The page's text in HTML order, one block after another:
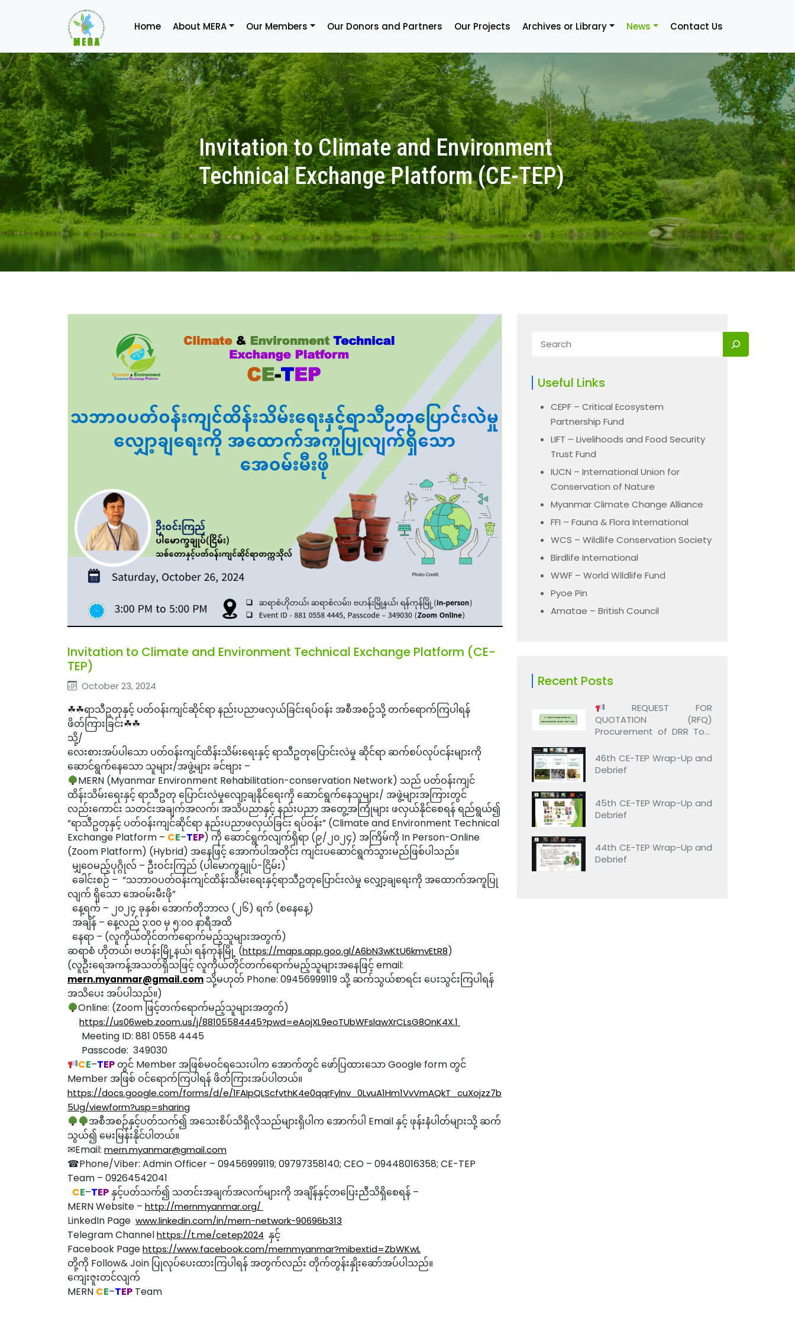
Home About MERA Our Members Our Donors and Partners Our Projects Archives or Library News Contact Us
Invitation to Climate and Environment
Technical Exchange Platform (CE-TEP)
Invitation to Climate and Environment Technical Exchange Platform (CE-
TEP)
October 23, 2024
☘☘ရာသီဥတုနှင့် ပတ်ဝန်းကျင်ဆိုင်ရာ နည်းပညာဖလှယ်ခြင်းရပ်ဝန်း အစီအစဥ်သို့ တက်ရောက်ကြပါရန်
ဖိတ်ကြားခြင်း☘☘
သို့/
လေးစားအပ်ပါသော ပတ်ဝန်းကျင်ထိန်းသိမ်းရေးနှင့် ရာသီဥတုပြောင်းလဲမှု ဆိုင်ရာ ဆက်စပ်လုပ်ငန်းများကို
ဆောင်ရွက်နေသော သူများ/အဖွဲ့များ ခင်ဗျား –
MERN (Myanmar Environment Rehabilitation-conservation Network) သည် ပတ်ဝန်းကျင်
ထိန်းသိမ်းရေးနှင့် ရာသီဥတု ပြောင်းလဲမှုလျော့ချနိုင်ရေးကို ဆောင်ရွက်နေသူများ/ အဖွဲ့များအကြားတွင်
လည်းကောင်း သတင်းအချက်အလက်၊ အသိပညာနှင့် နည်းပညာ အတွေ့အကြုံများ ဖလှယ်နိုင်စေရန် ရည်ရွယ်၍
“ရာသီဥတုနှင့် ပတ်ဝန်းကျင်ဆိုင်ရာ နည်းပညာဖလှယ်ခြင်း ရပ်ဝန်း” (Climate and Environment Technical
Exchange Platform – CE–TEP) ကို ဆောင်ရွက်လျက်ရှိရာ (၉/၂၀၂၄) အကြိမ်ကို In Person-Online
(Zoom Platform) (Hybrid) အနေဖြင့် အောက်ပါအတိုင်း ကျင်းပဆောင်ရွက်သွားမည်ဖြစ်ပါသည်။
မျှဝေမည့်ပုဂ္ဂိုလ် – ဦးဝင်းကြည် (ပါမောက္ခချုပ်-ငြိမ်း)
ခေါင်းစဉ် – “သဘာဝပတ်ဝန်းကျင်ထိန်းသိမ်းရေးနှင့်ရာသီဥတုပြောင်းလဲမှု လျှော့ချရေးကို အထောက်အကူပြု
လျက် ရှိသော အေဝမ်းမီးဖို”
နေ့ရက် – ၂၀၂၄ ခုနှစ်၊ အောက်တိုဘာလ (၂၆) ရက် (စနေနေ့)
အချိန် – နေ့လည် ၃:၀၀ မှ ၅:၀၀ နာရီအထိ
နေရာ – (လူကိုယ်တိုင်တက်ရောက်မည့်သူများအတွက်)
ဆရာစံ ဟိုတယ်၊ ဗဟန်းမြို့နယ်၊ ရန်ကုန်မြို့ (https://maps.app.goo.gl/A6bN3wKtU6kmvEtR8)
(လူဦးရေအကန့်အသတ်ရှိသဖြင့် လူကိုယ်တိုင်တက်ရောက်မည့်သူများအနေဖြင့် email:
mern.myanmar@gmail.com သို့မဟုတ် Phone: 09456999119 သို့ ဆက်သွယ်စာရင်း ပေးသွင်းကြပါရန်
အသိပေး အပ်ပါသည်။)
Online: (Zoom ဖြင့်တက်ရောက်မည့်သူများအတွက်)
https://us06web.zoom.us/j/88105584445?pwd=eAojXL9eoTUbWFslawXrCLsG8OnK4X.1
Meeting ID: 881 0558 4445
Passcode: 349030
CE–TEP တွင် Member အဖြစ်မဝင်ရသေးပါက အောက်တွင် ဖော်ပြထားသော Google form တွင်
Member အဖြစ် ဝင်ရောက်ကြပါရန် ဖိတ်ကြားအပ်ပါတယ်။
https://docs.google.com/forms/d/e/1FAIpQLScfvthK4e0qqrFylnv_0LvuA1Hm1VvVmAQkT_cuXojzz7b
5Ug/viewform?usp=sharing
အစီအစဉ်နှင့်ပတ်သက်၍ အသေးစိပ်သိရှိလိုသည်များရှိပါက အောက်ပါ Email နှင့် ဖုန်းနံပါတ်များသို့ ဆက်
သွယ်၍ မေးမြန်းနိုင်ပါတယ်။
✉Email: mern.myanmar@gmail.com
☎Phone/Viber: Admin Officer – 09456999119; 09797358140; CEO – 09448016358; CE-TEP
Team – 09264542041
CE–TEPနှင့်ပတ်သက်၍ သတင်းအချက်အလက်များကို အချိန်နှင့်တပြေးညီသိရှိစေရန် –
MERN Website – http://mernmyanmar.org/
LinkedIn Page www.linkedin.com/in/mern-network-90696b313
Telegram Channelhttps://t.me/cetep2024 နှင့်
Facebook Pagehttps://www.facebook.com/mernmyanmar?mibextid=ZbWKwL
တို့ကို Follow& Join ပြုလုပ်ပေးထားကြပါရန် အတွက်လည်း တိုက်တွန်းနှိုးဆော်အပ်ပါသည်။
ကျေးဇူးတင်လျက်
MERN CE–TEP Team
Useful Links
CEPF – Critical Ecosystem
Partnership Fund
LIFT – Livelihoods and Food Security
Trust Fund
IUCN – International Union for
Conservation of Nature
Myanmar Climate Change Alliance
FFI – Fauna & Flora International
WCS – Wildlife Conservation Society
Birdlife International
WWF – World Wildlife Fund
Pyoe Pin
Amatae – British Council
Recent Posts
REQUEST FOR
QUOTATION (RFQ)
Procurement of DRR Tool
46th CE-TEP Wrap-Up and
Debrief
45th CE-TEP Wrap-Up and
Debrief
44th CE-TEP Wrap-Up and
Debrief